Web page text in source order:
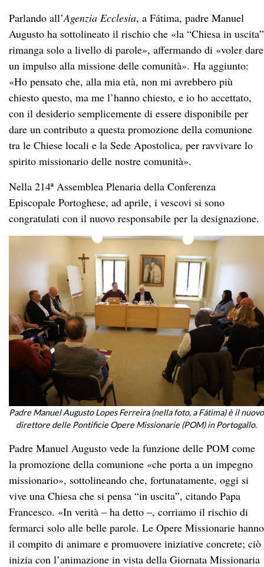
Parlando all’Agenzia Ecclesia, a Fátima, padre Manuel
Augusto ha sottolineato il rischio che «la “Chiesa in uscita”
rimanga solo a livello di parole», affermando di «voler dare
un impulso alla missione delle comunità». Ha aggiunto:
«Ho pensato che, alla mia età, non mi avrebbero più
chiesto questo, ma me l’hanno chiesto, e io ho accettato,
con il desiderio semplicemente di essere disponibile per
dare un contributo a questa promozione della comunione
tra le Chiese locali e la Sede Apostolica, per ravvivare lo
spirito missionario delle nostre comunità».
Nella 214ª Assemblea Plenaria della Conferenza
Episcopale Portoghese, ad aprile, i vescovi si sono
congratulati con il nuovo responsabile per la designazione.
Padre Manuel Augusto Lopes Ferreira (nella foto, a Fátima) è il nuovo
direttore delle Pontificie Opere Missionarie (POM) in Portogallo.
Padre Manuel Augusto vede la funzione delle POM come
la promozione della comunione «che porta a un impegno
missionario», sottolineando che, fortunatamente, oggi si
vive una Chiesa che si pensa “in uscita”, citando Papa
Francesco. «In verità – ha detto –, corriamo il rischio di
fermarci solo alle belle parole. Le Opere Missionarie hanno
il compito di animare e promuovere iniziative concrete; ciò
inizia con l’animazione in vista della Giornata Missionaria